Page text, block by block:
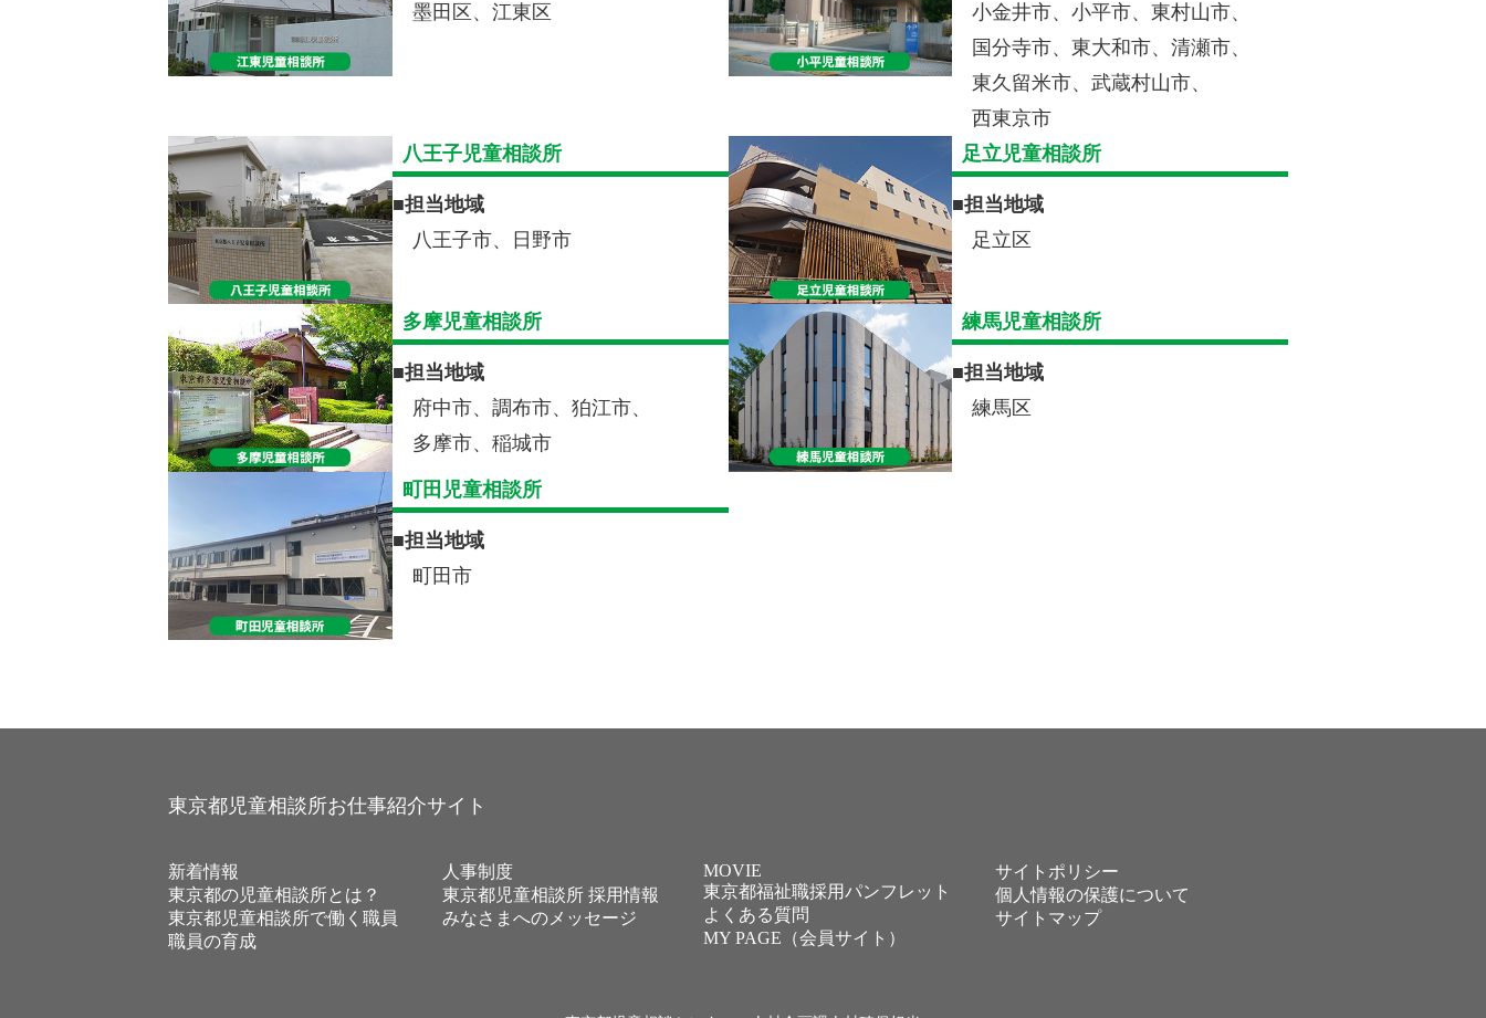
墨田区、江東区
小金井市、小平市、東村山市、
国分寺市、東大和市、清瀬市、
東久留米市、武蔵村山市、
西東京市
八王子児童相談所
■担当地域
八王子市、日野市
足立児童相談所
■担当地域
足立区
多摩児童相談所
■担当地域
府中市、調布市、狛江市、
多摩市、稲城市
練馬児童相談所
■担当地域
練馬区
町田児童相談所
■担当地域
町田市
東京都児童相談所お仕事紹介サイト
新着情報
東京都の児童相談所とは？
東京都児童相談所で働く職員
職員の育成
人事制度
東京都児童相談所 採用情報
みなさまへのメッセージ
MOVIE
東京都福祉職採用パンフレット
よくある質問
MY PAGE（会員サイト）
サイトポリシー
個人情報の保護について
サイトマップ